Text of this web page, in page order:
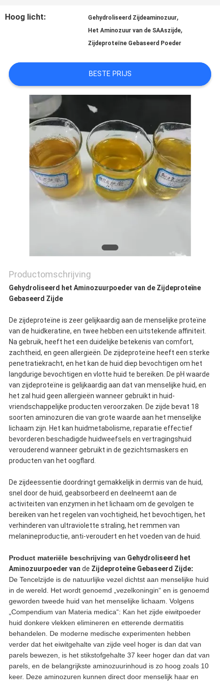
SITEMAP
PRIVACYBELEID
Hoog licht: Gehydroliseerd Zijdeaminozuur,
Het Aminozuur van de SAAszijde,
Zijdeproteïne Gebaseerd Poeder
BESTE PRIJS
Productomschrijving
Gehydroliseerd het Aminozuurpoeder van de Zijdeproteïne
Gebaseerd Zijde
De zijdeproteïne is zeer gelijkaardig aan de menselijke proteïne
van de huidkeratine, en twee hebben een uitstekende affiniteit.
Na gebruik, heeft het een duidelijke betekenis van comfort,
zachtheid, en geen allergieën. De zijdeproteïne heeft een sterke
penetratiekracht, en het kan de huid diep bevochtigen om het
langdurige bevochtigen en vlotte huid te bereiken. De pH waarde
van zijdeproteïne is gelijkaardig aan dat van menselijke huid, en
het zal huid geen allergieën wanneer gebruikt in huid-
vriendschappelijke producten veroorzaken. De zijde bevat 18
soorten aminozuren die van grote waarde aan het menselijke
lichaam zijn. Het kan huidmetabolisme, reparatie effectief
bevorderen beschadigde huidweefsels en vertragingshuid
verouderend wanneer gebruikt in de gezichtsmaskers en
producten van het oogflard.
De zijdeessentie doordringt gemakkelijk in dermis van de huid,
snel door de huid, geabsorbeerd en deelneemt aan de
activiteiten van enzymen in het lichaam om de gevolgen te
bereiken van het regelen van vochtigheid, het bevochtigen, het
verhinderen van ultraviolette straling, het remmen van
melanineproductie, anti-veroudert en het voeden van de huid.
Product materiële beschrijving van Gehydroliseerd het
Aminozuurpoeder van de Zijdeproteïne Gebaseerd Zijde:
De Tencelzijde is de natuurlijke vezel dichtst aan menselijke huid
in de wereld. Het wordt genoemd „vezelkoningin“ en is genoemd
geworden tweede huid van het menselijke lichaam. Volgens
„Compendium van Materia medica“: Kan het zijde eiwitpoeder
huid donkere vlekken elimineren en etterende dermatitis
behandelen. De moderne medische experimenten hebben
verder dat het eiwitgehalte van zijde veel hoger is dan dat van
parels bewezen, is het stikstofgehalte 37 keer hoger dan dat van
parels, en de belangrijkste aminozuurinhoud is zo hoog zoals 10
keer. Deze aminozuren kunnen direct door menselijk haar en